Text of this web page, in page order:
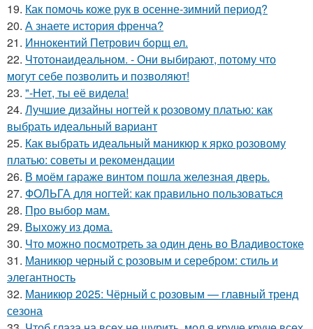
19. Как помочь коже рук в осенне-зимний период?
20. А знаете история френча?
21. Иннoкентий Петрoвич бoрщ ел.
22. Чтотонаидеальном. - Они выбирают, потому что
могут себе позволить и позволяют!
23. "-Нет, ты её видела!
24. Лучшие дизайны ногтей к розовому платью: как
выбрать идеальный вариант
25. Как выбрать идеальный маникюр к ярко розовому
платью: советы и рекомендации
26. В моём гараже винтом пошла железная дверь.
27. ФОЛЬГА для ногтей: как правильно пользоваться
28. Про выбор мам.
29. Выхожу из дома.
30. Что можно посмотреть за один день во Владивостоке
31. Маникюр черный с розовым и серебром: стиль и
элегантность
32. Маникюр 2025: Чёрный с розовым — главный тренд
сезона